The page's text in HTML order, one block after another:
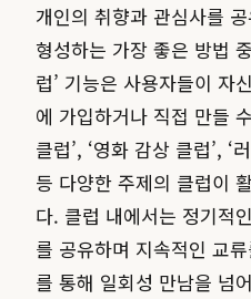
개인의 취향과 관심사를
형성하는 가장 좋은 방법
럽’ 기능은 사용자들이 자
에 가입하거나 직접 만들
클럽’, ‘영화 감상 클럽’, ‘
등 다양한 주제의 클럽이
다. 클럽 내에서는 정기적
를 공유하며 지속적인 교
를 통해 일회성 만남을 넘